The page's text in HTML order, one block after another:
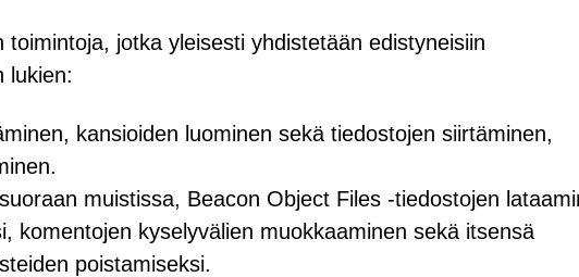
toimintoja, jotka yleisesti yhdistetään edistyneisiin
lukien:
kansioiden luominen sekä tiedostojen siirtäminen,
muistissa, Beacon Object Files -tiedostojen
komentojen kyselyvälien muokkaaminen sekä itsensä
poistamiseksi.